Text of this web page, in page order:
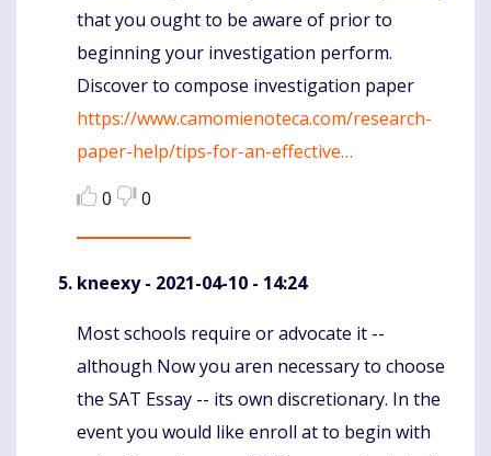
that you ought to be aware of prior to
beginning your investigation perform.
Discover to compose investigation paper
https://www.camomienoteca.com/research-
paper-help/tips-for-an-effective…
0
0
kneexy- 2021-04-10 - 14:24
Komentaras
Most schools require or advocate it --
although Now you aren necessary to choose
the SAT Essay -- its own discretionary. In the
event you would like enroll at to begin with